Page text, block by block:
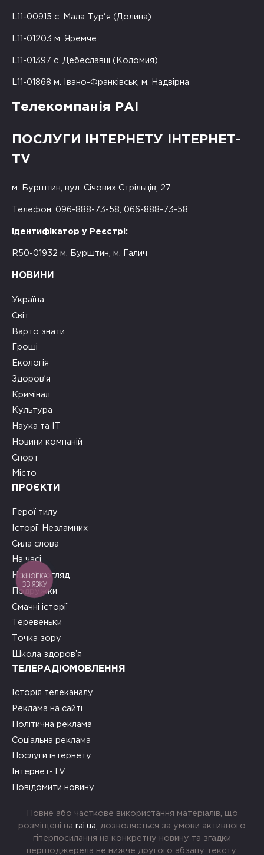
L11-00915 с. Мала Тур'я (Долина)
L11-01203 м. Яремче
L11-01397 с. Дебеславці (Коломия)
L11-01868 м. Івано-Франківськ, м. Надвірна
Телекомпанія РАІ
ПОСЛУГИ ІНТЕРНЕТУ ІНТЕРНЕТ-
TV
м. Бурштин, вул. Січових Стрільців, 27
Телефон: 096-888-73-58, 066-888-73-58
Ідентифікатор у Реєстрі:
R50-01932 м. Бурштин, м. Галич
НОВИНИ
Україна
Світ
Варто знати
Гроші
Екологія
Здоров’я
Кримінал
Культура
Наука та ІТ
Новини компаній
Спорт
Місто
ПРОЄКТИ
Герої тилу
Історії Незламних
Сила слова
На часі
Новий погляд
Подружки
Смачні історії
Теревеньки
Точка зору
Школа здоров’я
ТЕЛЕРАДІОМОВЛЕННЯ
Історія телеканалу
Реклама на сайті
Політична реклама
Соціальна реклама
Послуги інтернету
Інтернет-TV
Повідомити новину
Повне або часткове використання матеріалів, що
розміщені на rai.ua , дозволяється за умови активного
гіперпосилання на конкретну новину та згадки
першоджерела не нижче другого абзацу тексту.
КНОПКА
ЗВ'ЯЗКУ